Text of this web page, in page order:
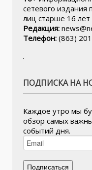
сетевого издания
лиц старше 16 лет
Редакция:
Телефон: (863)
ПОДПИСКА НА
Каждое утро мы
обзор самых
событий дня.